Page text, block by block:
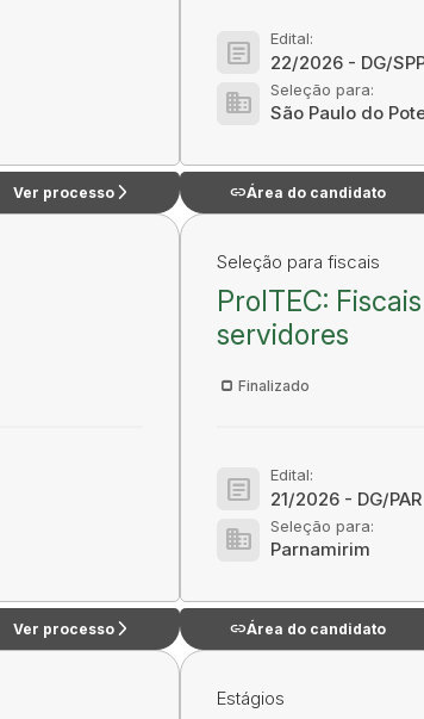
Ver processoarrow_forward_ios
article Edital:
22/2026 - DG/
domain Seleção para:
São Paulo do
linkÁrea do candidato
Ver processoarrow_forward_ios
Seleção para fiscais
ProITEC:
servidores
Finalizado
article Edital:
21/2026 - DG/PAR
domain Seleção para:
Parnamirim
linkÁrea do candidato
Estágios